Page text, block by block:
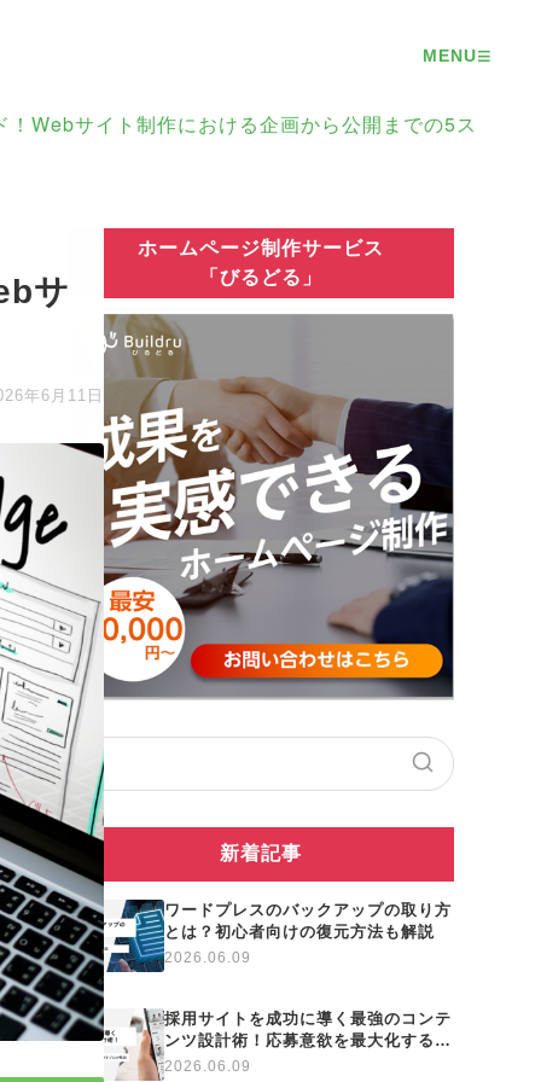
MENU≡
Webサイト制作における企画から公開までの5ス
サ
年6月11日
ホームページ制作サービス
「びるどる」
新着記事
ワードプレスのバックアップの取り方
とは？初心者向けの復元方法も解説
2026.06.09
採用サイトを成功に導く最強のコンテ
ンツ設計術！応募意欲を最大化する項
目と差別化の秘訣をプロが解説
2026.06.09